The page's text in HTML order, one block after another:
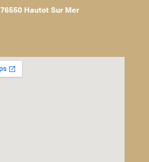
76550 Hautot Sur Mer